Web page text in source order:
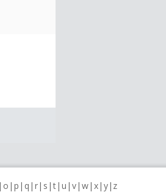
o p q r s t u v w x y z